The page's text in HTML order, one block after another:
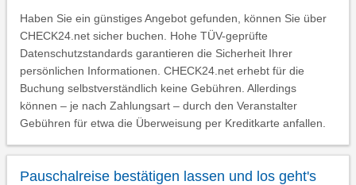
Haben Sie ein günstiges Angebot gefunden, können Sie über
CHECK24.net sicher buchen. Hohe TÜV-geprüfte
Datenschutzstandards garantieren die Sicherheit Ihrer
persönlichen Informationen. CHECK24.net erhebt für die
Buchung selbstverständlich keine Gebühren. Allerdings
können – je nach Zahlungsart – durch den Veranstalter
Gebühren für etwa die Überweisung per Kreditkarte anfallen.
Pauschalreise bestätigen lassen und los geht's